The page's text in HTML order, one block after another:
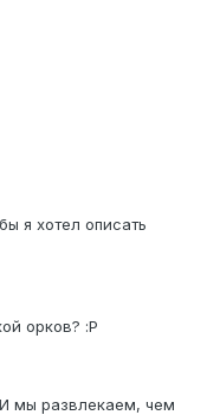
я хотел описать
орков? :P
мы развлекаем, чем